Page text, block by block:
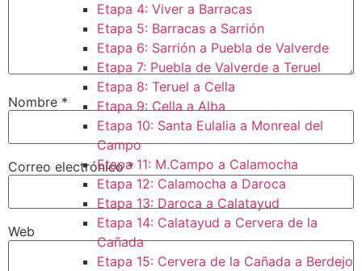
Etapa 4: Viver a Barracas
Etapa 5: Barracas a Sarrión
Etapa 6: Sarrión a Puebla de Valverde
Etapa 7: Puebla de Valverde a Teruel
Etapa 8: Teruel a Cella
Etapa 9: Cella a Alba
Etapa 10: Santa Eulalia a Monreal del
Campo​
Etapa 11: M.Campo a Calamocha​
Etapa 12: Calamocha a Daroca ​
Etapa 13: Daroca a Calatayud
Etapa 14: Calatayud a Cervera de la
Cañada​
Etapa 15: Cervera de la Cañada a Berdejo
Nombre *
Correo electrónico*
Web